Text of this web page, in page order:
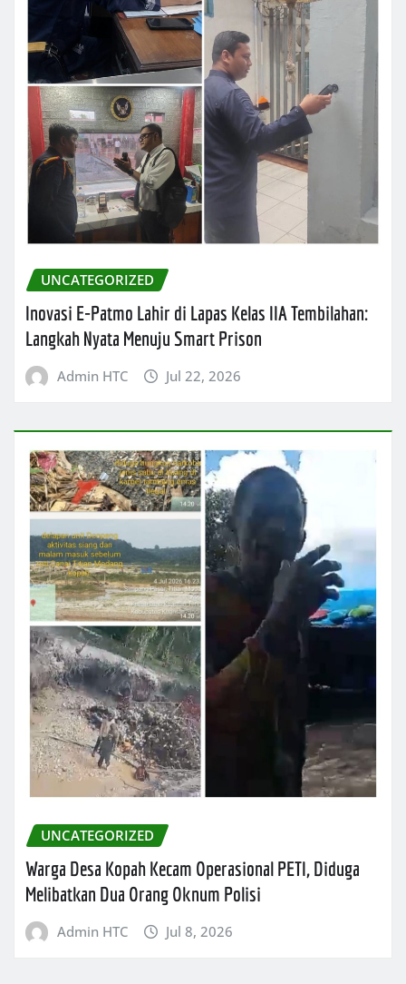
UNCATEGORIZED
Inovasi E-Patmo Lahir di Lapas Kelas IIA Tembilahan:
Langkah Nyata Menuju Smart Prison
Admin HTC Jul 22, 2026
UNCATEGORIZED
Warga Desa Kopah Kecam Operasional PETI, Diduga
Melibatkan Dua Orang Oknum Polisi
Admin HTC Jul 8, 2026